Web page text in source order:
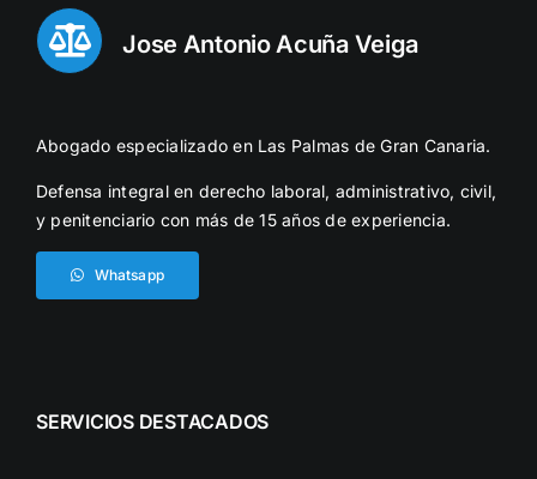
Jose Antonio Acuña Veiga
Abogado especializado en Las Palmas de Gran Canaria.
Defensa integral en derecho laboral, administrativo, civil,
y penitenciario con más de 15 años de experiencia.
Whatsapp
SERVICIOS DESTACADOS